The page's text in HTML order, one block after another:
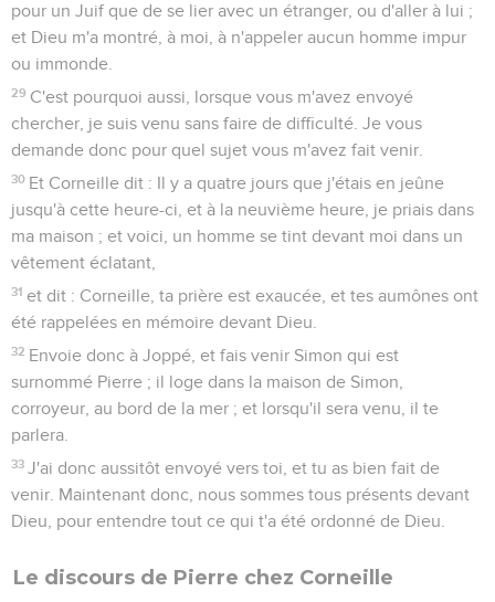
pour un Juif que de se lier avec un étranger, ou d'aller à lui ;
et Dieu m'a montré, à moi, à n'appeler aucun homme impur
ou immonde.
29 C'est pourquoi aussi, lorsque vous m'avez envoyé
chercher, je suis venu sans faire de difficulté. Je vous
demande donc pour quel sujet vous m'avez fait venir.
30 Et Corneille dit : Il y a quatre jours que j'étais en jeûne
jusqu'à cette heure-ci, et à la neuvième heure, je priais dans
ma maison ; et voici, un homme se tint devant moi dans un
vêtement éclatant,
31 et dit : Corneille, ta prière est exaucée, et tes aumônes ont
été rappelées en mémoire devant Dieu.
32 Envoie donc à Joppé, et fais venir Simon qui est
surnommé Pierre ; il loge dans la maison de Simon,
corroyeur, au bord de la mer ; et lorsqu'il sera venu, il te
parlera.
33 J'ai donc aussitôt envoyé vers toi, et tu as bien fait de
venir. Maintenant donc, nous sommes tous présents devant
Dieu, pour entendre tout ce qui t'a été ordonné de Dieu.
Le discours de Pierre chez Corneille